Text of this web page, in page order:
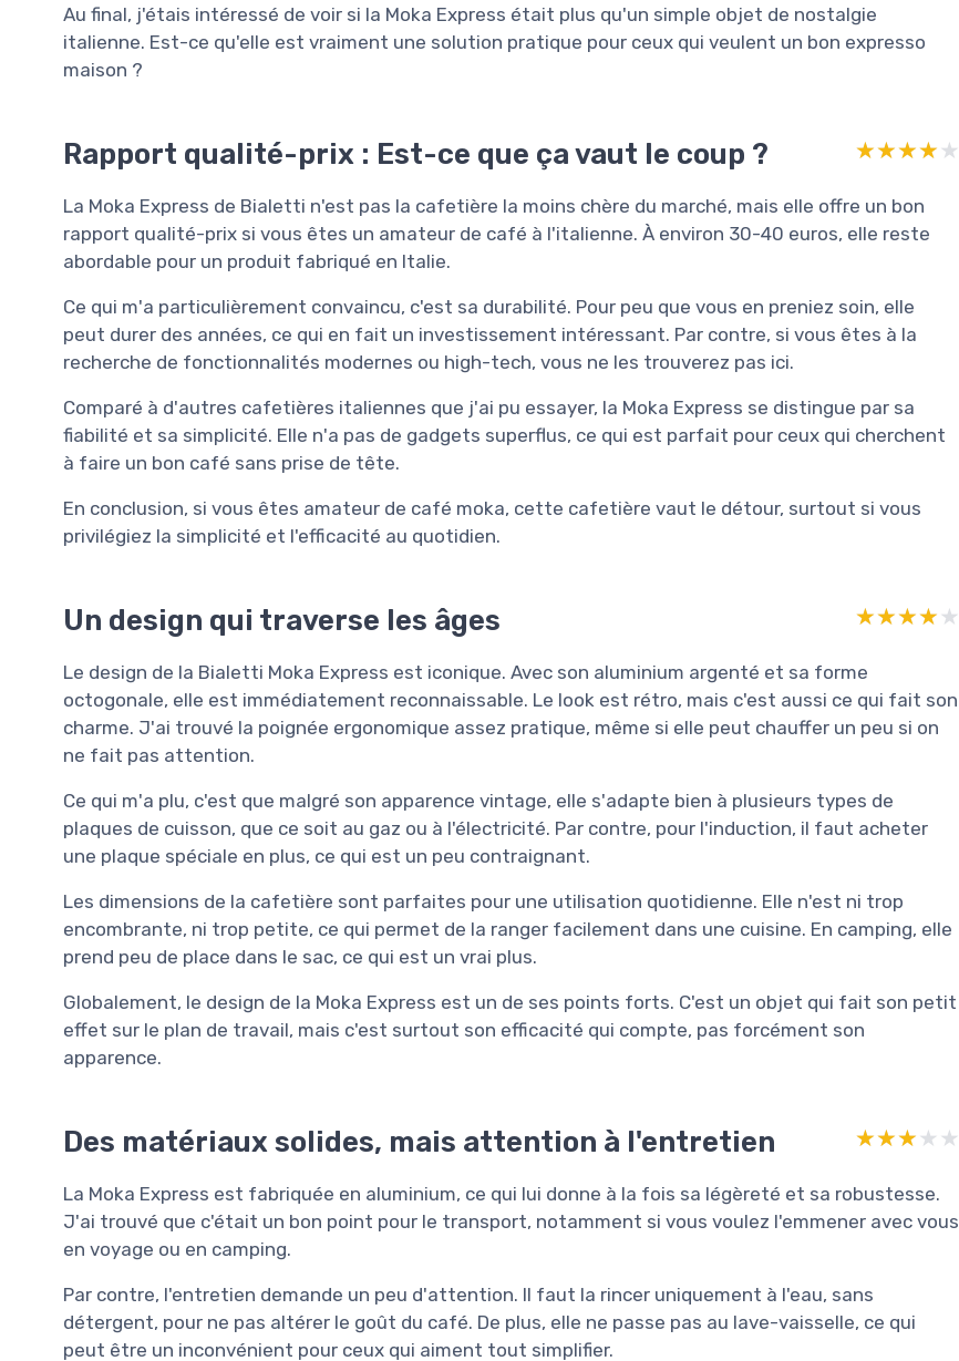
Au final, j'étais intéressé de voir si la Moka Express était plus qu'un simple objet de nostalgie
italienne. Est-ce qu'elle est vraiment une solution pratique pour ceux qui veulent un bon expresso
maison ?
Rapport qualité-prix : Est-ce que ça vaut le coup ? ★★★★★
★★★★★
La Moka Express de Bialetti n'est pas la cafetière la moins chère du marché, mais elle offre un bon
rapport qualité-prix si vous êtes un amateur de café à l'italienne. À environ 30-40 euros, elle reste
abordable pour un produit fabriqué en Italie.
Ce qui m'a particulièrement convaincu, c'est sa durabilité. Pour peu que vous en preniez soin, elle
peut durer des années, ce qui en fait un investissement intéressant. Par contre, si vous êtes à la
recherche de fonctionnalités modernes ou high-tech, vous ne les trouverez pas ici.
Comparé à d'autres cafetières italiennes que j'ai pu essayer, la Moka Express se distingue par sa
fiabilité et sa simplicité. Elle n'a pas de gadgets superflus, ce qui est parfait pour ceux qui cherchent
à faire un bon café sans prise de tête.
En conclusion, si vous êtes amateur de café moka, cette cafetière vaut le détour, surtout si vous
privilégiez la simplicité et l'efficacité au quotidien.
Un design qui traverse les âges ★★★★★
★★★★★
Le design de la Bialetti Moka Express est iconique. Avec son aluminium argenté et sa forme
octogonale, elle est immédiatement reconnaissable. Le look est rétro, mais c'est aussi ce qui fait son
charme. J'ai trouvé la poignée ergonomique assez pratique, même si elle peut chauffer un peu si on
ne fait pas attention.
Ce qui m'a plu, c'est que malgré son apparence vintage, elle s'adapte bien à plusieurs types de
plaques de cuisson, que ce soit au gaz ou à l'électricité. Par contre, pour l'induction, il faut acheter
une plaque spéciale en plus, ce qui est un peu contraignant.
Les dimensions de la cafetière sont parfaites pour une utilisation quotidienne. Elle n'est ni trop
encombrante, ni trop petite, ce qui permet de la ranger facilement dans une cuisine. En camping, elle
prend peu de place dans le sac, ce qui est un vrai plus.
Globalement, le design de la Moka Express est un de ses points forts. C'est un objet qui fait son petit
effet sur le plan de travail, mais c'est surtout son efficacité qui compte, pas forcément son
apparence.
Des matériaux solides, mais attention à l'entretien ★★★★★
★★★★★
La Moka Express est fabriquée en aluminium, ce qui lui donne à la fois sa légèreté et sa robustesse.
J'ai trouvé que c'était un bon point pour le transport, notamment si vous voulez l'emmener avec vous
en voyage ou en camping.
Par contre, l'entretien demande un peu d'attention. Il faut la rincer uniquement à l'eau, sans
détergent, pour ne pas altérer le goût du café. De plus, elle ne passe pas au lave-vaisselle, ce qui
peut être un inconvénient pour ceux qui aiment tout simplifier.